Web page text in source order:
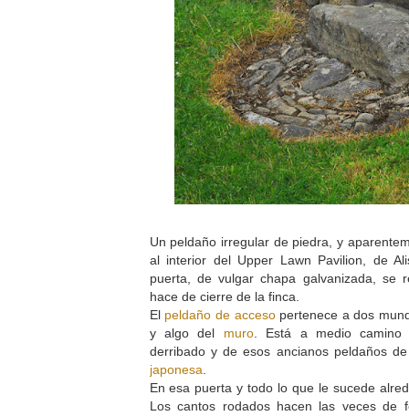
Un peldaño irregular de piedra, y
al interior del Upper Lawn Pavilion, de
puerta, de vulgar chapa galvanizada, se
hace de cierre de la finca.
El peldaño de accesopertenece a dos
y algo del muro. Está a medio
derribado y de esos ancianos peldaños
japonesa
En esa puerta y todo lo que le sucede
Los cantos rodados hacen las veces de